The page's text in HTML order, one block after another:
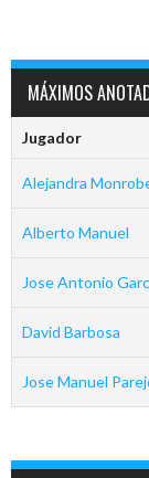
MÁXIMOS
Jugador
Alejandra
Alberto Manuel
Jose Antonio
David Barbosa
Jose Manuel